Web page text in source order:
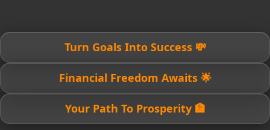
💸 Turn Goals Into Success
🌟 Financial Freedom Awaits
🏦 Your Path To Prosperity